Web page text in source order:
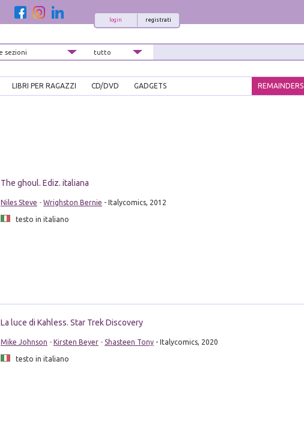
registrati
login
LIBRI PER RAGAZZI CD/DVD GADGETS REMAINDERS
The ghoul. Ediz. italiana
Niles Steve - Wrighston Bernie - Italycomics, 2012
testo in italiano
La luce di Kahless. Star Trek Discovery
Mike Johnson - Kirsten Beyer- Shasteen Tony- Italycomics, 2020
testo in italiano